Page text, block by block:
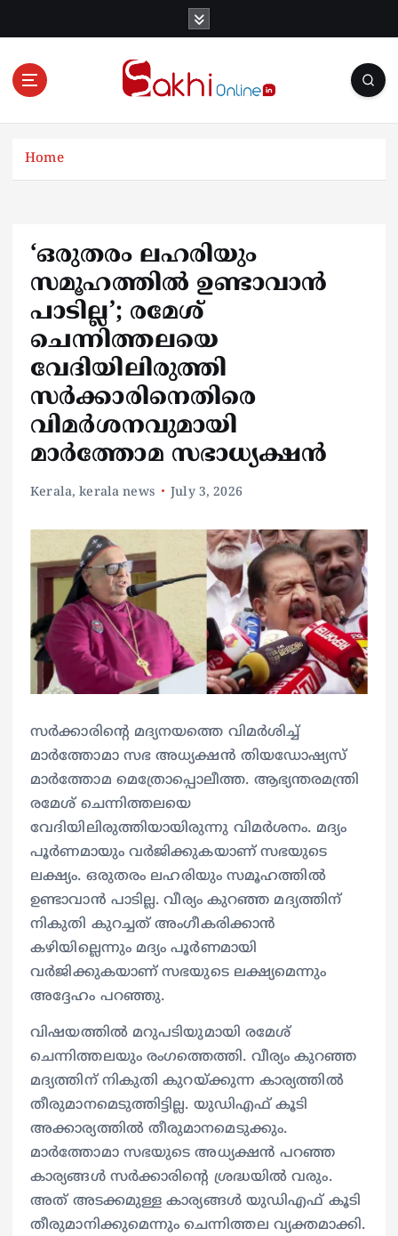
Online News Portal
Home
‘ഒരുതരം ലഹരിയും
സമൂഹത്തിൽ ഉണ്ടാവാൻ
പാടില്ല’; രമേശ്
ചെന്നിത്തലയെ
വേദിയിലിരുത്തി
സർക്കാരിനെതിരെ
വിമർശനവുമായി
മാർത്തോമ സഭാധ്യക്ഷൻ
Kerala,kerala news July 3, 2026
സർക്കാരിൻ്റെ മദ്യനയത്തെ വിമർശിച്ച്
മാർത്തോമാ സഭ അധ്യക്ഷൻ തിയഡോഷ്യസ്
മാർത്തോമ മെത്രോപ്പൊലീത്ത. ആഭ്യന്തരമന്ത്രി
രമേശ് ചെന്നിത്തലയെ
വേദിയിലിരുത്തിയായിരുന്നു വിമർശനം. മദ്യം
പൂർണമായും വർജിക്കുകയാണ് സഭയുടെ
ലക്ഷ്യം. ഒരുതരം ലഹരിയും സമൂഹത്തിൽ
ഉണ്ടാവാൻ പാടില്ല. വീര്യം കുറഞ്ഞ മദ്യത്തിന്
നികുതി കുറച്ചത് അംഗീകരിക്കാൻ
കഴിയില്ലെന്നും മദ്യം പൂർണമായി
വർജിക്കുകയാണ് സഭയുടെ ലക്ഷ്യമെന്നും
അദ്ദേഹം പറഞ്ഞു.
വിഷയത്തിൽ മറുപടിയുമായി രമേശ്
ചെന്നിത്തലയും രം​ഗത്തെത്തി. വീര്യം കുറഞ്ഞ
മദ്യത്തിന് നികുതി കുറയ്ക്കുന്ന കാര്യത്തിൽ
തീരുമാനമെടുത്തിട്ടില്ല. യുഡിഎഫ് കൂടി
അക്കാര്യത്തിൽ തീരുമാനമെടുക്കും.
മാർത്തോമാ സഭയുടെ അധ്യക്ഷൻ പറഞ്ഞ
കാര്യങ്ങൾ സർക്കാരിന്റെ ശ്രദ്ധയിൽ വരും.
അത് അടക്കമുള്ള കാര്യങ്ങൾ യുഡിഎഫ് കൂടി
തീരുമാനിക്കുമെന്നും ചെന്നിത്തല വ്യക്തമാക്കി.